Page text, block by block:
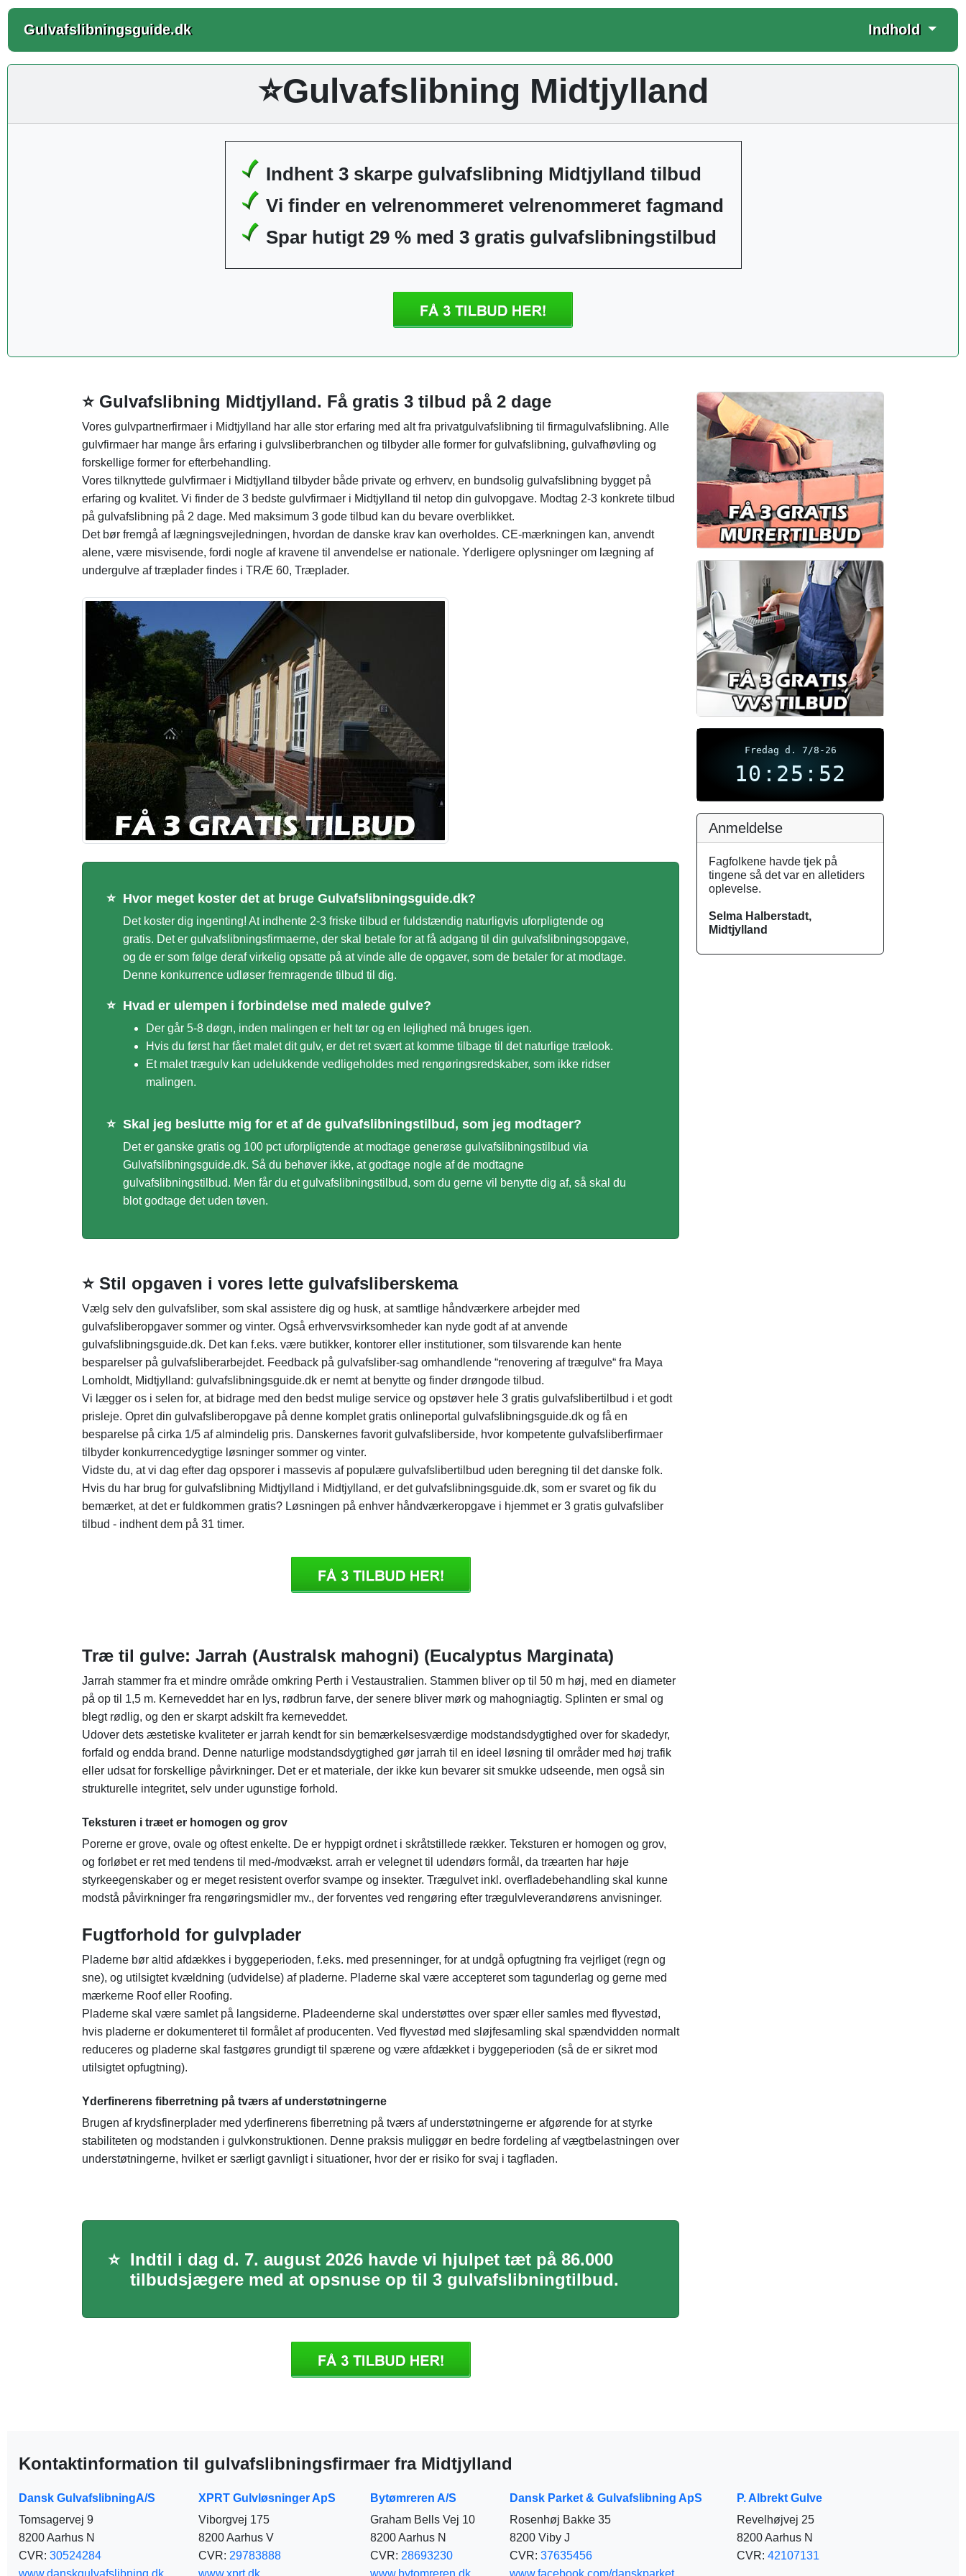
Gulvafslibningsguide.dk Indhold
⭐Gulvafslibning Midtjylland
Indhent 3 skarpe gulvafslibning Midtjylland tilbud
Vi finder en velrenommeret velrenommeret fagmand
Spar hutigt 29 % med 3 gratis gulvafslibningstilbud
⭐ Gulvafslibning Midtjylland. Få gratis 3 tilbud på 2 dage
Vores gulvpartnerfirmaer i Midtjylland har alle stor erfaring med alt fra privatgulvafslibning til firmagulvafslibning. Alle
gulvfirmaer har mange års erfaring i gulvsliberbranchen og tilbyder alle former for gulvafslibning, gulvafhøvling og
forskellige former for efterbehandling.
Vores tilknyttede gulvfirmaer i Midtjylland tilbyder både private og erhverv, en bundsolig gulvafslibning bygget på
erfaring og kvalitet. Vi finder de 3 bedste gulvfirmaer i Midtjylland til netop din gulvopgave. Modtag 2-3 konkrete tilbud
på gulvafslibning på 2 dage. Med maksimum 3 gode tilbud kan du bevare overblikket.
Det bør fremgå af lægningsvejledningen, hvordan de danske krav kan overholdes. CE-mærkningen kan, anvendt
alene, være misvisende, fordi nogle af kravene til anvendelse er nationale. Yderligere oplysninger om lægning af
undergulve af træplader findes i TRÆ 60, Træplader.
⭐ Hvor meget koster det at bruge Gulvafslibningsguide.dk?
Det koster dig ingenting! At indhente 2-3 friske tilbud er fuldstændig naturligvis uforpligtende og
gratis. Det er gulvafslibningsfirmaerne, der skal betale for at få adgang til din gulvafslibningsopgave,
og de er som følge deraf virkelig opsatte på at vinde alle de opgaver, som de betaler for at modtage.
Denne konkurrence udløser fremragende tilbud til dig.
⭐ Hvad er ulempen i forbindelse med malede gulve?
Der går 5-8 døgn, inden malingen er helt tør og en lejlighed må bruges igen.
Hvis du først har fået malet dit gulv, er det ret svært at komme tilbage til det naturlige trælook.
Et malet trægulv kan udelukkende vedligeholdes med rengøringsredskaber, som ikke ridser
malingen.
⭐ Skal jeg beslutte mig for et af de gulvafslibningstilbud, som jeg modtager?
Det er ganske gratis og 100 pct uforpligtende at modtage generøse gulvafslibningstilbud via
Gulvafslibningsguide.dk. Så du behøver ikke, at godtage nogle af de modtagne
gulvafslibningstilbud. Men får du et gulvafslibningstilbud, som du gerne vil benytte dig af, så skal du
blot godtage det uden tøven.
⭐ Stil opgaven i vores lette gulvafsliberskema
Vælg selv den gulvafsliber, som skal assistere dig og husk, at samtlige håndværkere arbejder med
gulvafsliberopgaver sommer og vinter. Også erhvervsvirksomheder kan nyde godt af at anvende
gulvafslibningsguide.dk. Det kan f.eks. være butikker, kontorer eller institutioner, som tilsvarende kan hente
besparelser på gulvafsliberarbejdet. Feedback på gulvafsliber-sag omhandlende “renovering af trægulve“ fra Maya
Lomholdt, Midtjylland: gulvafslibningsguide.dk er nemt at benytte og finder drøngode tilbud.
Vi lægger os i selen for, at bidrage med den bedst mulige service og opstøver hele 3 gratis gulvafslibertilbud i et godt
prisleje. Opret din gulvafsliberopgave på denne komplet gratis onlineportal gulvafslibningsguide.dk og få en
besparelse på cirka 1/5 af almindelig pris. Danskernes favorit gulvafsliberside, hvor kompetente gulvafsliberfirmaer
tilbyder konkurrencedygtige løsninger sommer og vinter.
Vidste du, at vi dag efter dag opsporer i massevis af populære gulvafslibertilbud uden beregning til det danske folk.
Hvis du har brug for gulvafslibning Midtjylland i Midtjylland, er det gulvafslibningsguide.dk, som er svaret og fik du
bemærket, at det er fuldkommen gratis? Løsningen på enhver håndværkeropgave i hjemmet er 3 gratis gulvafsliber
tilbud - indhent dem på 31 timer.
Træ til gulve: Jarrah (Australsk mahogni) (Eucalyptus Marginata)
Jarrah stammer fra et mindre område omkring Perth i Vestaustralien. Stammen bliver op til 50 m høj, med en diameter
på op til 1,5 m. Kerneveddet har en lys, rødbrun farve, der senere bliver mørk og mahogniagtig. Splinten er smal og
blegt rødlig, og den er skarpt adskilt fra kerneveddet.
Udover dets æstetiske kvaliteter er jarrah kendt for sin bemærkelsesværdige modstandsdygtighed over for skadedyr,
forfald og endda brand. Denne naturlige modstandsdygtighed gør jarrah til en ideel løsning til områder med høj trafik
eller udsat for forskellige påvirkninger. Det er et materiale, der ikke kun bevarer sit smukke udseende, men også sin
strukturelle integritet, selv under ugunstige forhold.
Teksturen i træet er homogen og grov
Porerne er grove, ovale og oftest enkelte. De er hyppigt ordnet i skråtstillede rækker. Teksturen er homogen og grov,
og forløbet er ret med tendens til med-/modvækst. arrah er velegnet til udendørs formål, da træarten har høje
styrkeegenskaber og er meget resistent overfor svampe og insekter. Trægulvet inkl. overfladebehandling skal kunne
modstå påvirkninger fra rengøringsmidler mv., der forventes ved rengøring efter trægulvleverandørens anvisninger.
Fugtforhold for gulvplader
Pladerne bør altid afdækkes i byggeperioden, f.eks. med presenninger, for at undgå opfugtning fra vejrliget (regn og
sne), og utilsigtet kvældning (udvidelse) af pladerne. Pladerne skal være accepteret som tagunderlag og gerne med
mærkerne Roof eller Rooﬁng.
Pladerne skal være samlet på langsiderne. Pladeenderne skal understøttes over spær eller samles med flyvestød,
hvis pladerne er dokumenteret til formålet af producenten. Ved ﬂyvestød med sløjfesamling skal spændvidden normalt
reduceres og pladerne skal fastgøres grundigt til spærene og være afdækket i byggeperioden (så de er sikret mod
utilsigtet opfugtning).
Yderfinerens fiberretning på tværs af understøtningerne
Brugen af krydsfinerplader med yderfinerens fiberretning på tværs af understøtningerne er afgørende for at styrke
stabiliteten og modstanden i gulvkonstruktionen. Denne praksis muliggør en bedre fordeling af vægtbelastningen over
understøtningerne, hvilket er særligt gavnligt i situationer, hvor der er risiko for svaj i tagfladen.
⭐ Indtil i dag d. 7. august 2026 havde vi hjulpet tæt på 86.000
tilbudsjægere med at opsnuse op til 3 gulvafslibningtilbud.
Fredag d. 7/8-26
10:25:53
Anmeldelse
Fagfolkene havde tjek på
tingene så det var en alletiders
oplevelse.
Selma Halberstadt,
Midtjylland
Kontaktinformation til gulvafslibningsfirmaer fra Midtjylland
Dansk GulvafslibningA/S
Tomsagervej 9
8200 Aarhus N
CVR: 30524284
www.danskgulvafslibning.dk
XPRT Gulvløsninger ApS
Viborgvej 175
8200 Aarhus V
CVR: 29783888
www.xprt.dk
Bytømreren A/S
Graham Bells Vej 10
8200 Aarhus N
CVR: 28693230
www.bytomreren.dk
Dansk Parket & Gulvafslibning ApS
Rosenhøj Bakke 35
8200 Viby J
CVR: 37635456
www.facebook.com/danskparket
P. Albrekt Gulve
Revelhøjvej 25
8200 Aarhus N
CVR: 42107131